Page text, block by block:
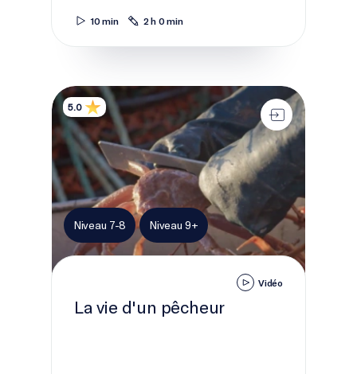
10 min 2 h 0 min
La vie d'un pêcheur
5.0
Niveau 7-8 Niveau 9+
Vidéo
La vie d'un pêcheur